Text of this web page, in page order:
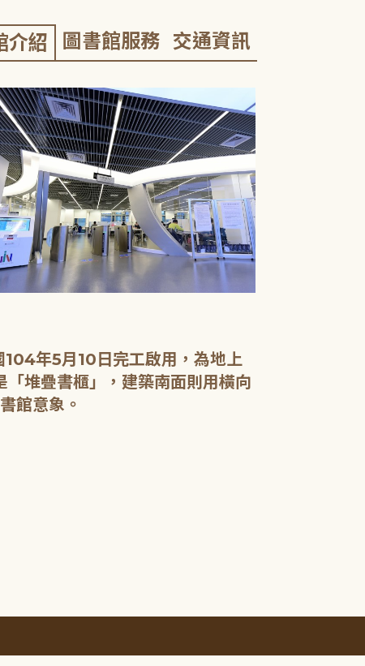
介紹 圖書館服務 交通資訊
年5月10日完工啟用，為地上
堆疊書櫃」，建築南面則用橫向
館意象。